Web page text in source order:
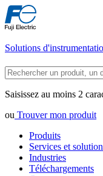
Solutions
Saisissez au moins 2
ou Trouver mon produit
Produits
Services et
Industries
Téléchargements